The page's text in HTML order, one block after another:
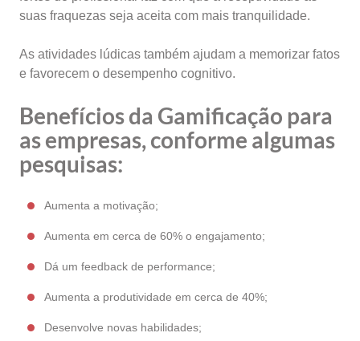
suas fraquezas seja aceita com mais tranquilidade.
As atividades lúdicas também ajudam a memorizar fatos
e favorecem o desempenho cognitivo.
Benefícios da Gamificação para
as empresas, conforme algumas
pesquisas:
Aumenta a motivação;
Aumenta em cerca de 60% o engajamento;
Dá um feedback de performance;
Aumenta a produtividade em cerca de 40%;
Desenvolve novas habilidades;